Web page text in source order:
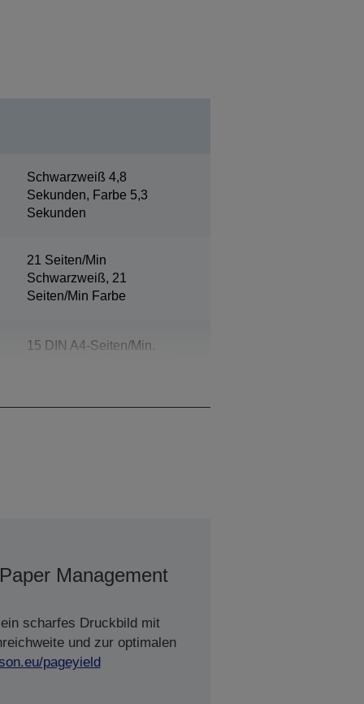
Schwarzweiß 4,8
Sekunden, Farbe 5,3
Sekunden
21 Seiten/Min
Schwarzweiß, 21
Seiten/Min Farbe
15 DIN A4-Seiten/Min.
Paper Management
scharfes Druckbild mit
und zur optimalen
pageyield